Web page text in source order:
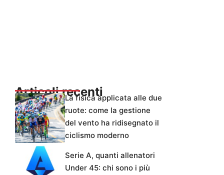
Articoli recentiLa fisica applicata alle due
ruote: come la gestione
del vento ha ridisegnato il
ciclismo moderno
Serie A, quanti allenatori
Under 45: chi sono i più